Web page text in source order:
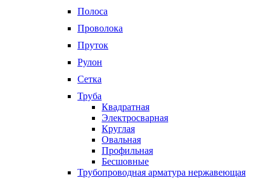
Полоса
Проволока
Пруток
Рулон
Сетка
Труба
Квадратная
Электросварная
Круглая
Овальная
Профильная
Бесшовные
Трубопроводная арматура нержавеющая